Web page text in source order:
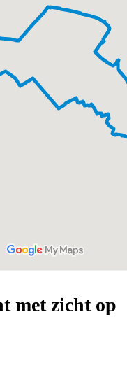
met zicht op